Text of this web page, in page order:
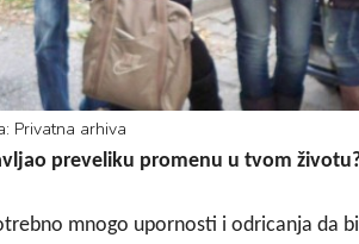
Privatna arhiva
preveliku promenu u tvom
mnogo upornosti i odricanja da